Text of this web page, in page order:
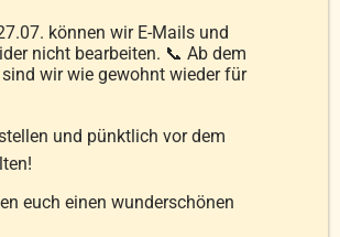
FRAGEN ZU UNSEREN
PRODUKTEN
soll ich achten?
können wir E-Mails und
nicht bearbeiten. 📞 Ab dem
wir wie gewohnt wieder für
und pünktlich vor dem
euch einen wunderschönen